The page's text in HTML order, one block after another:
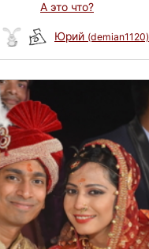
А это что?
Юрий (demian1120)